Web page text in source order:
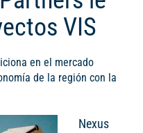
VIS
en el mercado
de la región con la
Nexus